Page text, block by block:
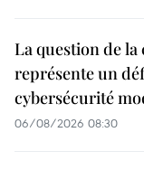
La question de la
représente un
cybersécurité
06/08/2026 08:30